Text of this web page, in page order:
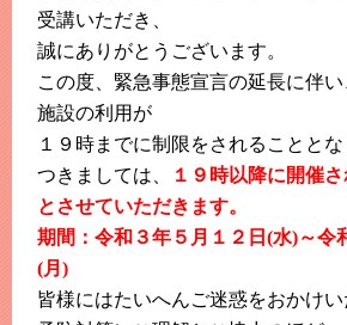
受講いただき、
誠にありがとうございます。
この度、緊急事態宣言の延長に伴
施設の利用が
１９時までに制限をされることとな
つきましては、
１９時以降に開催
とさせていただきます。
期間：令和３年５月１２日(水)～令
(月)
皆様にはたいへんご迷惑をおかけ
このホームページで
新規会員登録
よくある質問はこちら
パスワードを忘れてしまった方